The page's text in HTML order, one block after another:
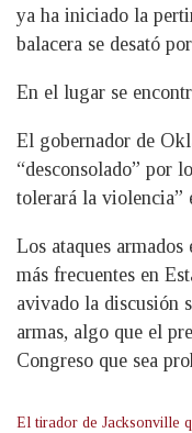
ya ha iniciado la
balacera se desató
En el lugar se
El gobernador de
“desconsolado” por
tolerará la violencia”
Los ataques
más frecuentes en
avivado la discusión
armas, algo que el
Congreso que sea
El tirador de Jacksonville